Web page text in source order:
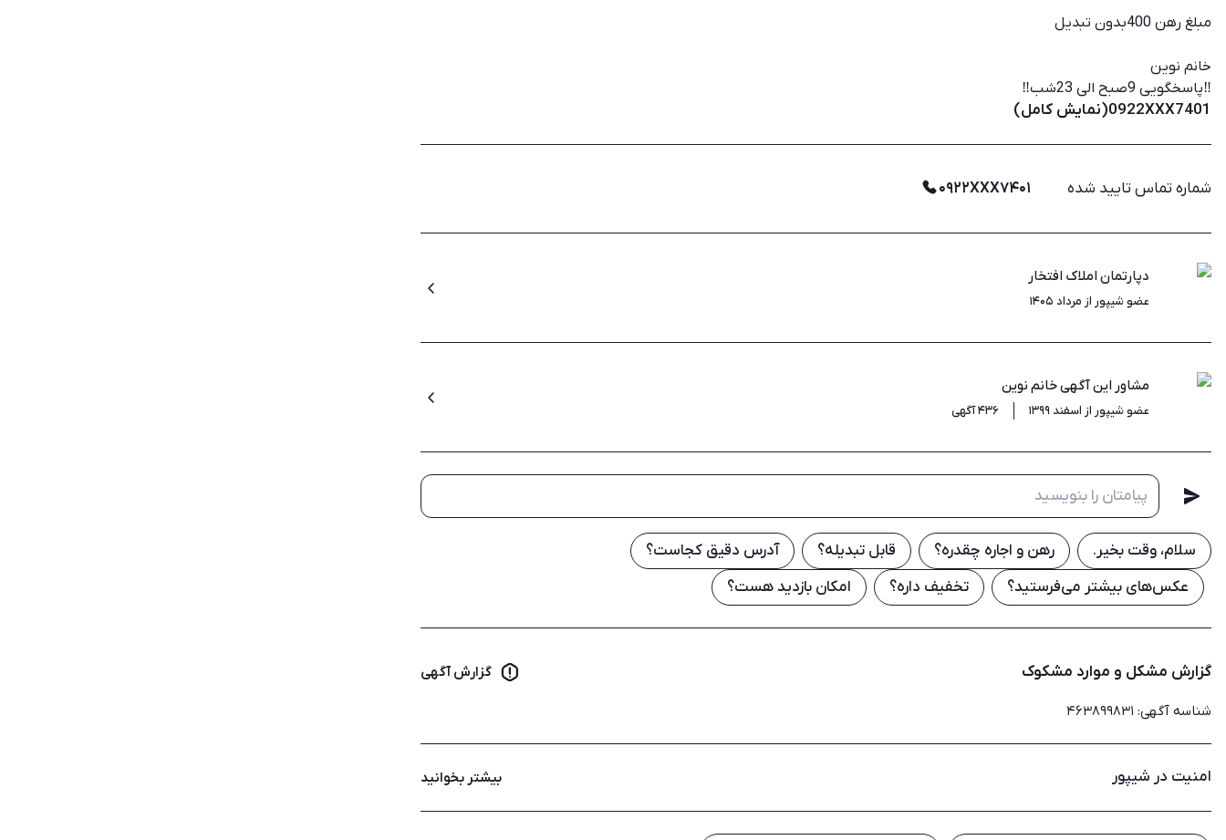
️مبلغ رهن 400بدون تبدیل
خانم نوین
‼️پاسخگویی 9صبح الی 23شب‼️
0922XXX7401(نمایش کامل)
شماره تماس تایید شده ۰۹۲۲XXX۷۴۰۱
دپارتمان املاک افتخار
عضو شیپور از مرداد ۱۴۰۵
مشاور این آگهیخانم نوین
عضو شیپور از اسفند ۱۳۹۹ ۴۳۶ آگهی
سلام، وقت بخیر. رهن و اجاره چقدره؟ قابل تبدیله؟
آدرس دقیق کجاست؟
عکس‌های بیشتر می‌فرستید؟
تخفیف داره؟ امکان بازدید هست؟
گزارش مشکل و موارد مشکوک گزارش آگهی
شناسه آگهی: ۴۶۳۸۹۹۸۳۱
امنیت در شیپور بیشتر بخوانید